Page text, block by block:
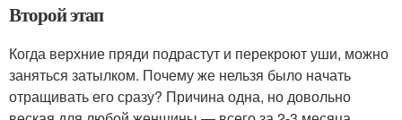
Второй этап
Когда верхние пряди подрастут и перекроют уши, можно
заняться затылком. Почему же нельзя было начать
отращивать его сразу? Причина одна, но довольно